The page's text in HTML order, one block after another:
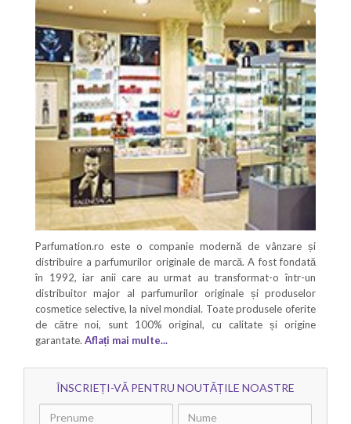
Parfumation.ro este o companie modernă de vânzare și
distribuire a parfumurilor originale de marcă. A fost fondată
în 1992, iar anii care au urmat au transformat-o într-un
distribuitor major al parfumurilor originale și produselor
cosmetice selective, la nivel mondial. Toate produsele oferite
de către noi, sunt 100% original, cu calitate și origine
garantate. Aflați mai multe...
ÎNSCRIEȚI-VĂ PENTRU NOUTĂȚILE NOASTRE